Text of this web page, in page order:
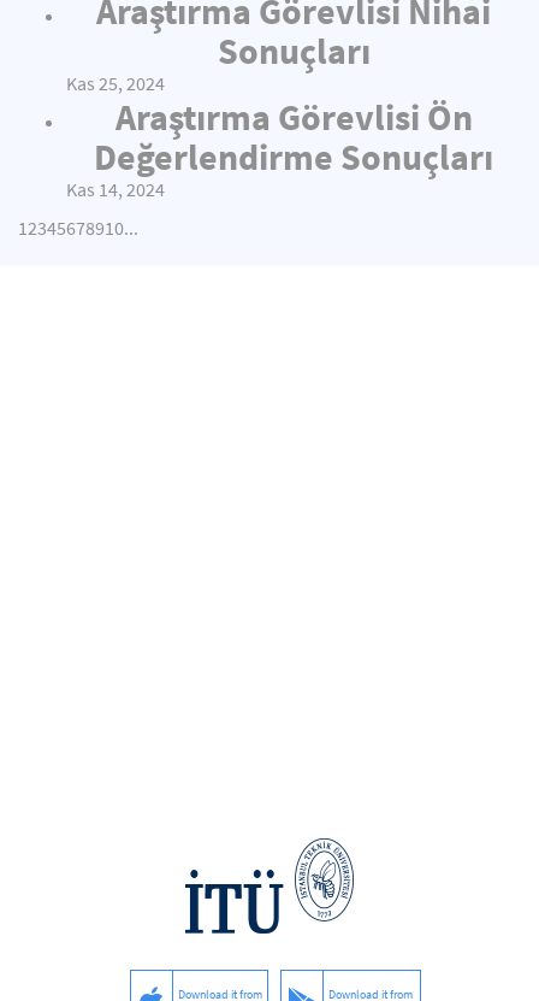
Araştırma Görevlisi Nihai
Sonuçları
Kas 25, 2024
Araştırma Görevlisi Ön
Değerlendirme Sonuçları
Kas 14, 2024
12345678910...
Download it from Download it from